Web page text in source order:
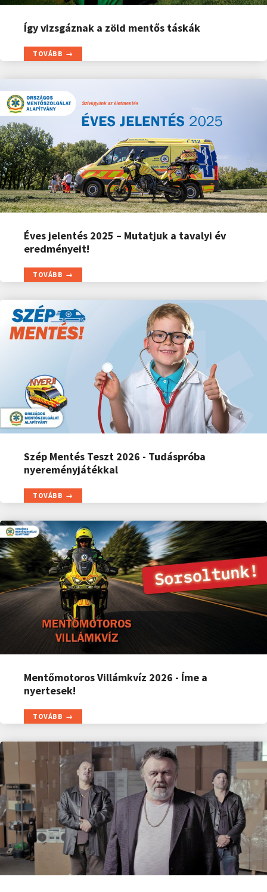
Így vizsgáznak a zöld mentős táskák
TOVÁBB
Éves jelentés 2025 – Mutatjuk a tavalyi év
eredményeit!
TOVÁBB
Szép Mentés Teszt 2026 - Tudáspróba
nyereményjátékkal
TOVÁBB
Mentőmotoros Villámkvíz 2026 - Íme a
nyertesek!
TOVÁBB